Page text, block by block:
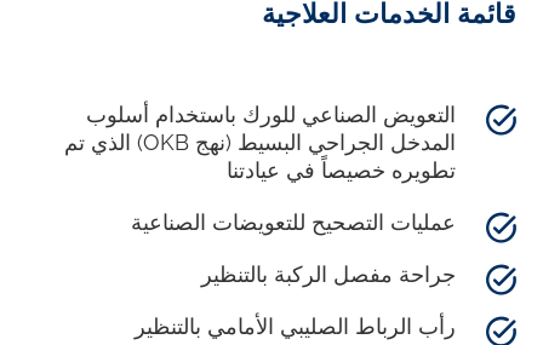
قائمة الخدمات العلاجية
التعويض الصناعي للورك باستخدام أسلوب
المدخل الجراحي البسيط (نهج OKB) الذي تم
تطويره خصيصاً في عيادتنا
عمليات التصحيح للتعويضات الصناعية
جراحة مفصل الركبة بالتنظير
رأب الرباط الصليبي الأمامي بالتنظير